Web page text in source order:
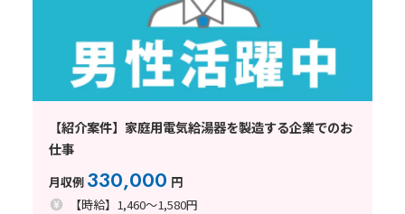
【紹介案件】家庭用電気給湯器を製造する企業でのお
仕事
月収例 330,000 円
【時給】1,460～1,580円